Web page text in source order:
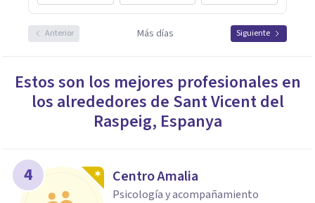
Anterior Más días Siguiente
Estos son los mejores profesionales en
los alrededores de Sant Vicent del
Raspeig, Espanya
4 Centro Amalia
Psicología y acompañamiento